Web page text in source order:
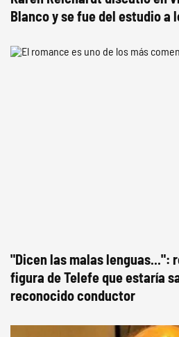
Blanco y se fue del estudio a
"Dicen las malas lenguas...":
figura de Telefe que estaría
reconocido conductor